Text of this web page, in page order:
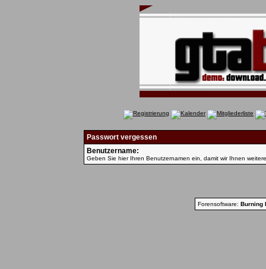
Passwort vergessen
Benutzername:
Geben Sie hier Ihren Benutzernamen ein, damit wir Ihnen
Forensoftware: Burning